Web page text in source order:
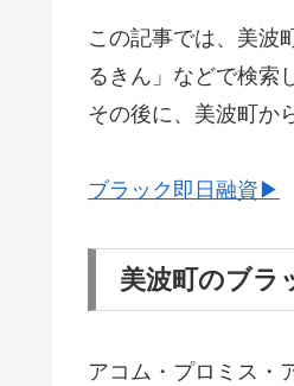
この記事では、美波
るきん」などで検索
その後に、美波町か
ブラック即日融資▶
美波町のブラ
アコム・プロミス・